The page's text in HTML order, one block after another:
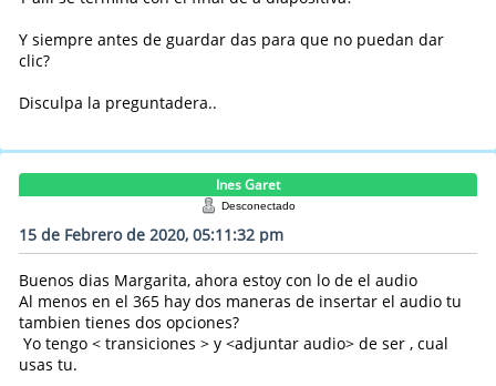
Y siempre antes de guardar das para que no puedan dar
clic?
Disculpa la preguntadera..
Ines Garet
Desconectado
15 de Febrero de 2020, 05:11:32 pm
Buenos dias Margarita, ahora estoy con lo de el audio
Al menos en el 365 hay dos maneras de insertar el audio tu
tambien tienes dos opciones?
Yo tengo < transiciones > y <adjuntar audio> de ser , cual
usas tu.